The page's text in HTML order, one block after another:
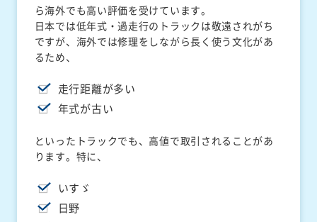
ら海外でも高い評価を受けています。
日本では低年式・過走行のトラックは敬遠されがち
ですが、海外では修理をしながら長く使う文化があ
るため、
走行距離が多い
年式が古い
といったトラックでも、高値で取引されることがあ
ります。特に、
いすゞ
日野